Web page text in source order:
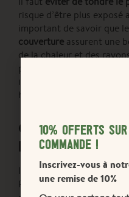
risque d’être plus exposé
important de savoir que le
couverture assurent une
de la chaleur et des
poils ne permet pas à un
il transpire peu et
haletant.
Comment
lors d’une
Il est possible de protéger
Pour cela, envacances
10% OFFERTS
COMMANDE !
Inscrivez-vous à
une remise de 10%